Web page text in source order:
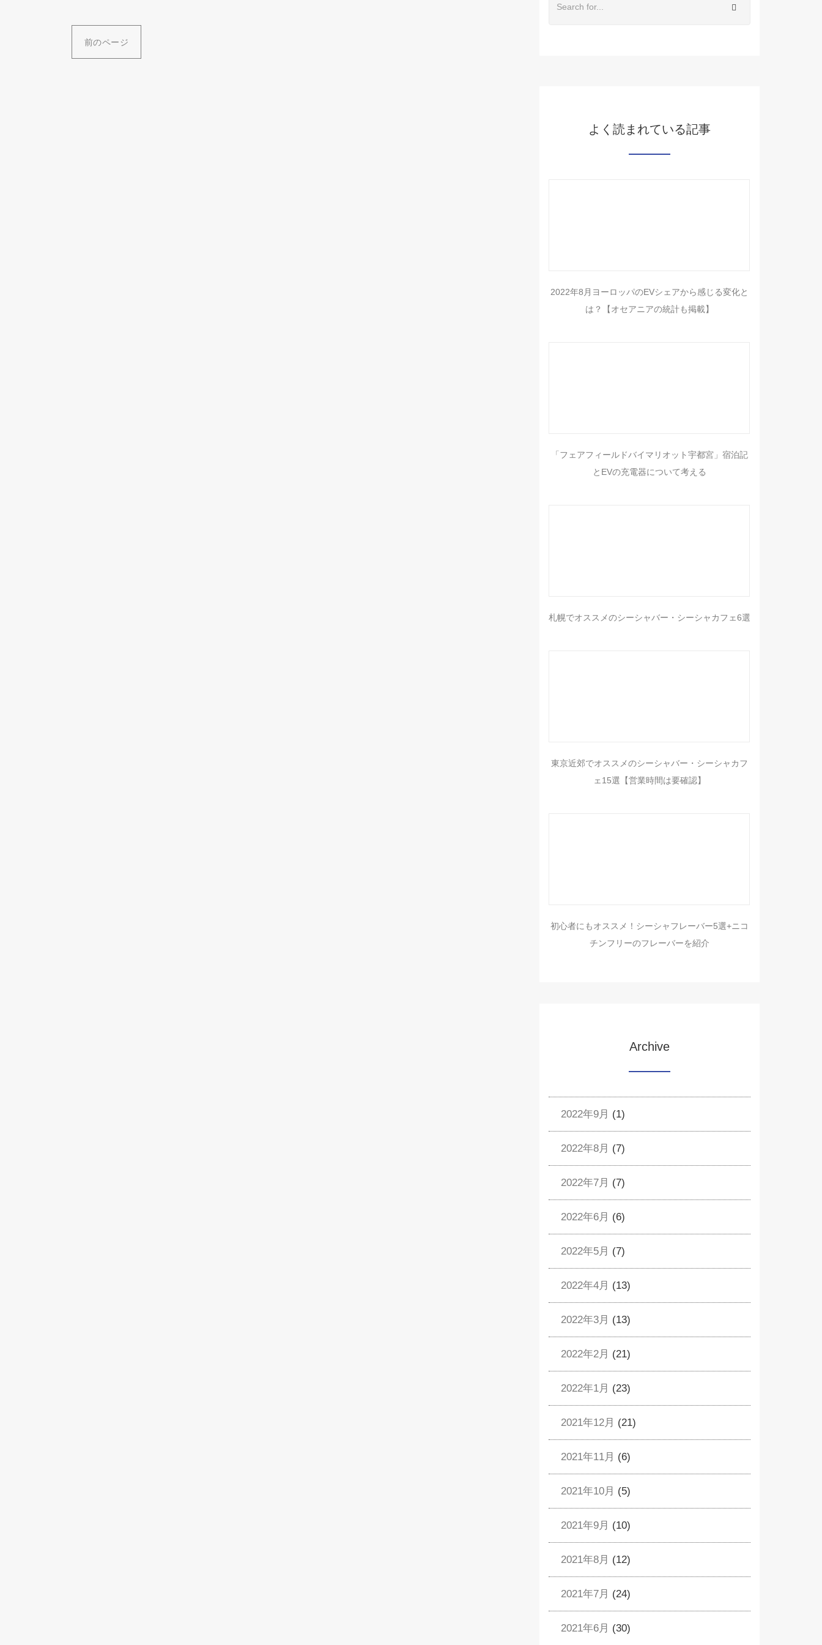
前のページ
よく読まれている記事
2022年8月ヨーロッパのEVシェアから感じる変化と
は？【オセアニアの統計も掲載】
「フェアフィールドバイマリオット宇都宮」宿泊記
とEVの充電器について考える
札幌でオススメのシーシャバー・シーシャカフェ6選
東京近郊でオススメのシーシャバー・シーシャカフ
ェ15選【営業時間は要確認】
初心者にもオススメ！シーシャフレーバー5選+ニコ
チンフリーのフレーバーを紹介
Archive
2022年9月 (1)
2022年8月 (7)
2022年7月 (7)
2022年6月 (6)
2022年5月 (7)
2022年4月 (13)
2022年3月 (13)
2022年2月 (21)
2022年1月 (23)
2021年12月 (21)
2021年11月 (6)
2021年10月 (5)
2021年9月 (10)
2021年8月 (12)
2021年7月 (24)
2021年6月 (30)